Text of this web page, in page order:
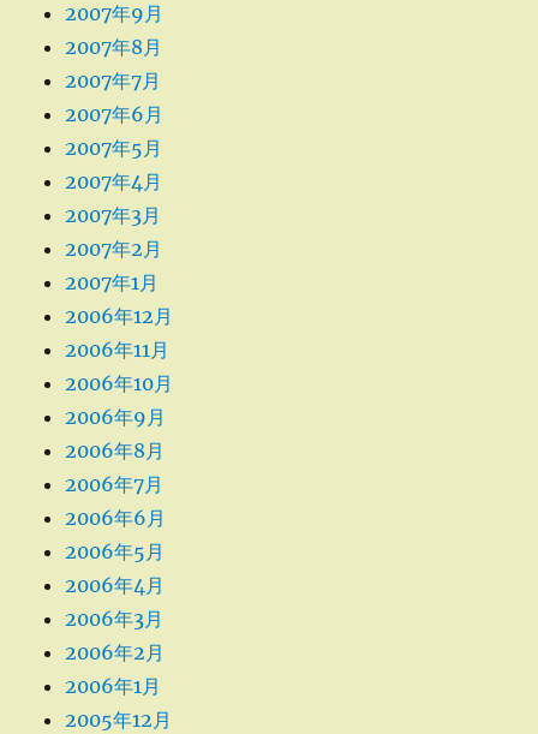
2007年9月
2007年8月
2007年7月
2007年6月
2007年5月
2007年4月
2007年3月
2007年2月
2007年1月
2006年12月
2006年11月
2006年10月
2006年9月
2006年8月
2006年7月
2006年6月
2006年5月
2006年4月
2006年3月
2006年2月
2006年1月
2005年12月